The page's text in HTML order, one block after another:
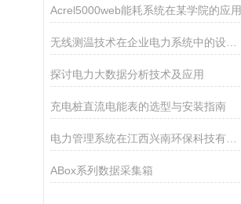
Acrel5000web能耗系统在某学院的应用
探讨电力大数据分析技术及应用
充电桩直流电能表的选型与安装指南
ABox系列数据采集箱